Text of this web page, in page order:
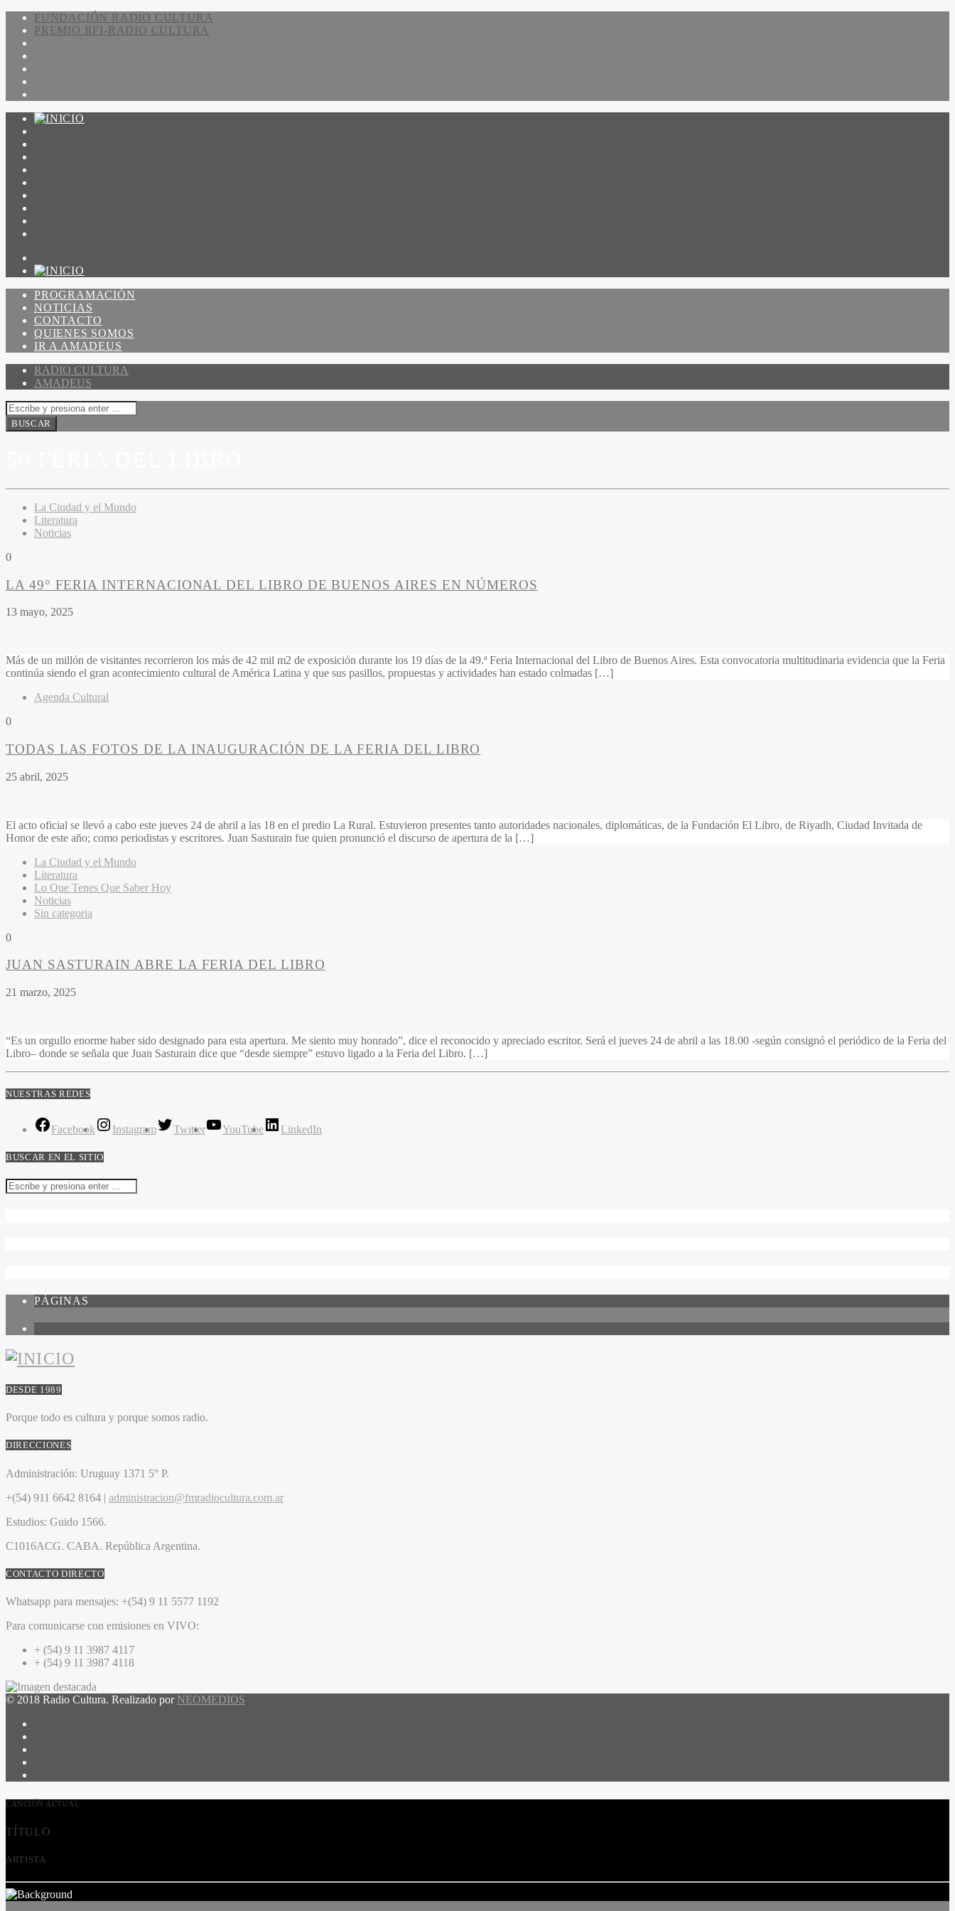
FUNDACIÓN RADIO CULTURA
PREMIO RFI-RADIO CULTURA
PROGRAMACIÓN
NOTICIAS
CONTACTO
QUIENES SOMOS
IR A AMADEUS
RADIO CULTURA
AMADEUS
La Ciudad y el Mundo
Literatura
Noticias
0
LA 49° FERIA INTERNACIONAL DEL LIBRO DE BUENOS AIRES EN NÚMEROS
13 mayo, 2025
Más de un millón de visitantes recorrieron los más de 42 mil m2 de exposición durante los 19 días de la 49.ª Feria Internacional del Libro de Buenos Aires. Esta convocatoria multitudinaria evidencia que la Feria
continúa siendo el gran acontecimiento cultural de América Latina y que sus pasillos, propuestas y actividades han estado colmadas […]
Agenda Cultural
0
TODAS LAS FOTOS DE LA INAUGURACIÓN DE LA FERIA DEL LIBRO
25 abril, 2025
El acto oficial se llevó a cabo este jueves 24 de abril a las 18 en el predio La Rural. Estuvieron presentes tanto autoridades nacionales, diplomáticas, de la Fundación El Libro, de Riyadh, Ciudad Invitada de
Honor de este año; como periodistas y escritores. Juan Sasturain fue quien pronunció el discurso de apertura de la […]
La Ciudad y el Mundo
Literatura
Lo Que Tenes Que Saber Hoy
Noticias
Sin categoria
0
JUAN SASTURAIN ABRE LA FERIA DEL LIBRO
21 marzo, 2025
“Es un orgullo enorme haber sido designado para esta apertura. Me siento muy honrado”, dice el reconocido y apreciado escritor. Será el jueves 24 de abril a las 18.00 -según consignó el periódico de la Feria del
Libro– donde se señala que Juan Sasturain dice que “desde siempre” estuvo ligado a la Feria del Libro. […]
NUESTRAS REDES
Facebook Instagram Twitter YouTube LinkedIn
BUSCAR EN EL SITIO
PÁGINAS
DESDE 1989
Porque todo es cultura y porque somos radio.
DIRECCIONES
Administración: Uruguay 1371 5° P.
+(54) 911 6642 8164 | administracion@fmradiocultura.com.ar
Estudios: Guido 1566.
C1016ACG. CABA. República Argentina.
CONTACTO DIRECTO
Whatsapp para mensajes: +(54) 9 11 5577 1192
Para comunicarse con emisiones en VIVO:
+ (54) 9 11 3987 4117
+ (54) 9 11 3987 4118
© 2018 Radio Cultura. Realizado por NEOMEDIOS
CANCIÓN ACTUAL
TÍTULO
ARTISTA